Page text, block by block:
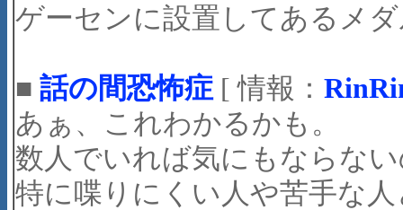
ゲーセンに設置してあるメ
■ 話の間恐怖症 [ 情報：
あぁ、これわかるかも。
数人でいれば気にもならな
特に喋りにくい人や苦手な